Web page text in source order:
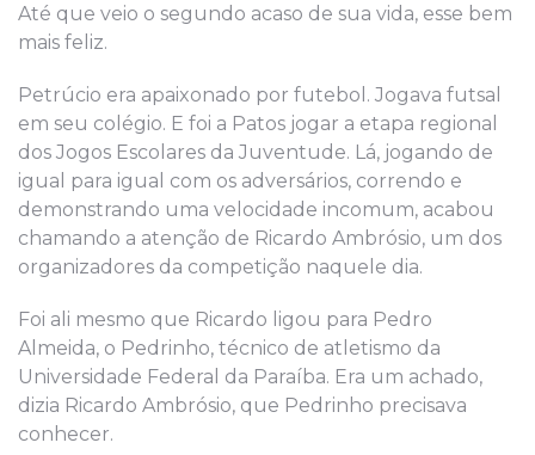
Até que veio o segundo acaso de sua vida, esse bem
mais feliz.
Petrúcio era apaixonado por futebol. Jogava futsal
em seu colégio. E foi a Patos jogar a etapa regional
dos Jogos Escolares da Juventude. Lá, jogando de
igual para igual com os adversários, correndo e
demonstrando uma velocidade incomum, acabou
chamando a atenção de Ricardo Ambrósio, um dos
organizadores da competição naquele dia.
Foi ali mesmo que Ricardo ligou para Pedro
Almeida, o Pedrinho, técnico de atletismo da
Universidade Federal da Paraíba. Era um achado,
dizia Ricardo Ambrósio, que Pedrinho precisava
conhecer.